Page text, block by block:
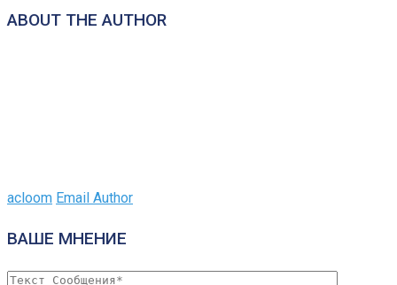
ABOUT THE AUTHOR
acloom Email Author
ВАШЕ МНЕНИЕ